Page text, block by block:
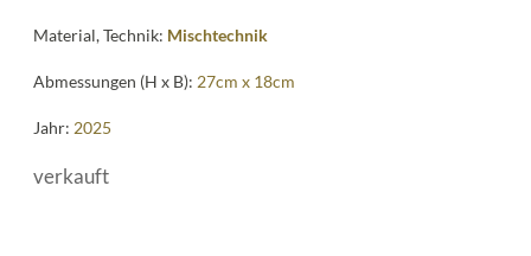
Material, Technik: Mischtechnik
Abmessungen (H x B): 27cm x 18cm
Jahr: 2025
verkauft